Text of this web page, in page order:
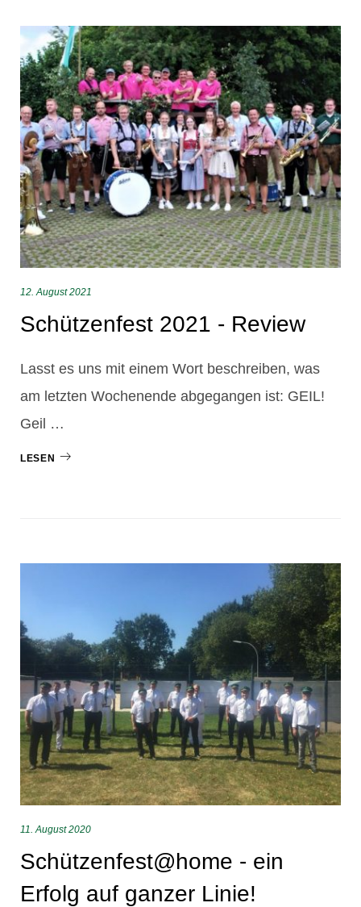
12. August 2021
Schützenfest 2021 - Review
Lasst es uns mit einem Wort beschreiben, was
am letzten Wochenende abgegangen ist: GEIL!
Geil …
LESEN
11. August 2020
Schützenfest@home - ein
Erfolg auf ganzer Linie!